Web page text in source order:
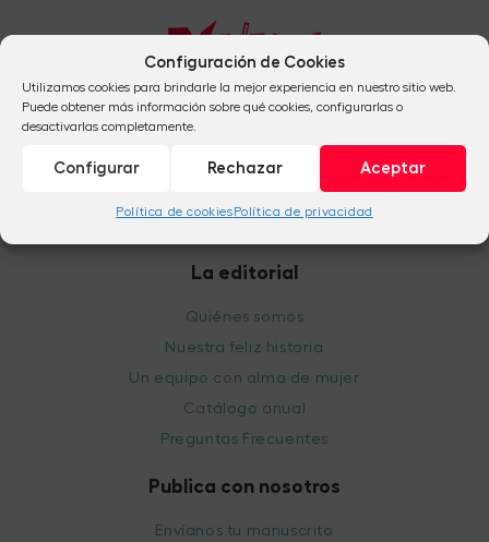
Configuración de Cookies
Utilizamos cookies para brindarle la mejor experiencia en nuestro sitio web.
Puede obtener más información sobre qué cookies, configurarlas o
desactivarlas completamente.
Aceptar
Rechazar
Configurar
Política de cookiesPolítica de privacidad
+34 954 824 041
+34 912 665 684
La editorial
Quiénes somos
Nuestra feliz historia
Un equipo con alma de mujer
Catálogo anual
Preguntas Frecuentes
Publica con nosotros
Envíanos tu manuscrito